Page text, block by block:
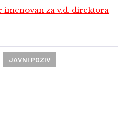
imenovan za v.d. direktora
JAVNI POZIV